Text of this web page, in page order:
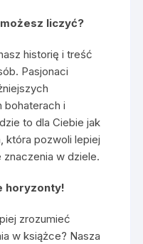
liczyć?
historię i treść
Pasjonaci
bohaterach i
to dla Ciebie jak
która pozwoli lepiej
znaczenia w dziele.
horyzonty!
zrozumieć
w książce? Nasza